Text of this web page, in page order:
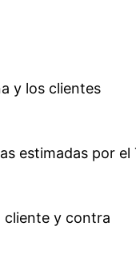
y los clientes
estimadas por el
cliente y contra